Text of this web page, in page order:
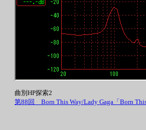
曲別HP探索2
第88回 Born This Way/Lady Gaga「Born